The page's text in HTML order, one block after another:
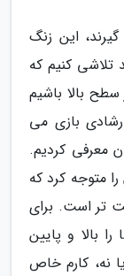
این زنگ
تلاشی کنیم که
بالا باشیم
بازی می
معرفی کردیم.
متوجه کرد که
تر است. برای
بالا و پایین
نه، کارم خاص